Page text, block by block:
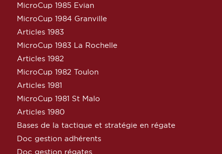
MicroCup 1985 Evian
MicroCup 1984 Granville
Articles 1983
MicroCup 1983 La Rochelle
Articles 1982
MicroCup 1982 Toulon
Articles 1981
MicroCup 1981 St Malo
Articles 1980
Bases de la tactique et stratégie en régate
Doc gestion adhérents
Doc gestion régates